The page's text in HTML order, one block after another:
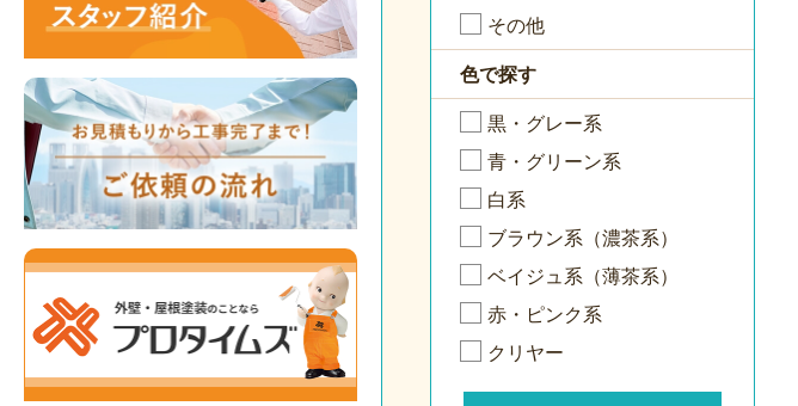
その他
色で探す
黒・グレー系
青・グリーン系
白系
ブラウン系（濃茶系）
ベイジュ系（薄茶系）
赤・ピンク系
クリヤー